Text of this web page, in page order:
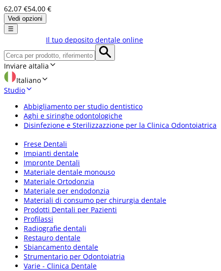
62,07 €54,00 €
Vedi opzioni
☰
Il tuo deposito dentale online
Inviare aItalia
Italiano
Studio
Abbigliamento per studio dentistico
Aghi e siringhe odontologiche
Disinfezione e Sterilizzazzione per la Clinica Odontoiatrica
Frese Dentali
Impianti dentale
Impronte Dentali
Materiale dentale monouso
Materiale Ortodonzia
Materiale per endodonzia
Materiali di consumo per chirurgia dentale
Prodotti Dentali per Pazienti
Profilassi
Radiografie dentali
Restauro dentale
Sbiancamento dentale
Strumentario per Odontoiatria
Varie - Clinica Dentale